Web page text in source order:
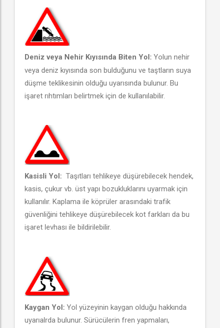
Deniz veya Nehir Kıyısında Biten Yol: Yolun nehir
veya deniz kıyısında son bulduğunu ve taştların suya
düşme teklikesinin olduğu uyarısında bulunur. Bu
işaret rıhtımları belirtmek için de kullanılabilir.
Kasisli Yol: Taşıtları tehlikeye düşürebilecek hendek,
kasis, çukur vb. üst yapı bozukluklarını uyarmak için
kullanılır. Kaplama ile köprüler arasındaki trafik
güvenliğini tehlikeye düşürebilecek kot farkları da bu
işaret levhası ile bildirilebilir.
Kaygan Yol: Yol yüzeyinin kaygan olduğu hakkında
uyarıalrda bulunur. Sürücülerin fren yapmaları,